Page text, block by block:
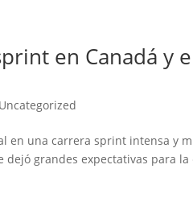
en Canadá y
Uncategorized
en una carrera sprint intensa y
grandes expectativas para la